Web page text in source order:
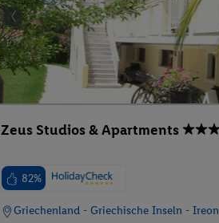
Zeus Studios & Apartments
82%
Griechenland - Griechische Inseln - Ireon